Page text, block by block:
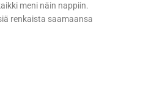
meni näin nappiin.
renkaista saamaansa